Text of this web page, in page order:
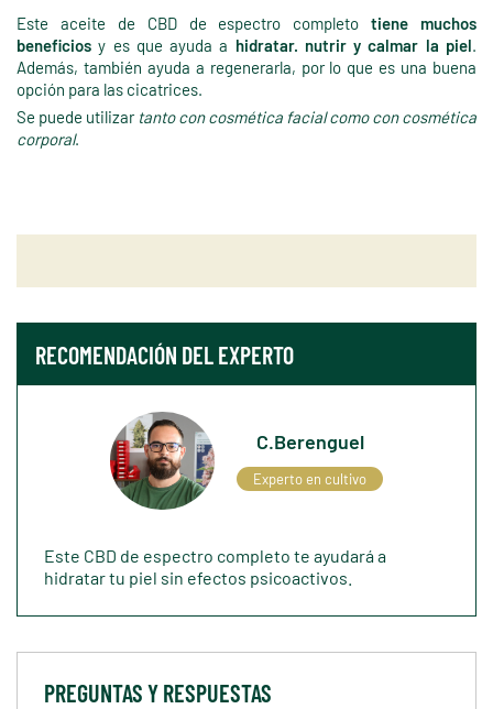
Este aceite de CBD de espectro completo tiene muchos
beneficios y es que ayuda a hidratar. nutrir y calmar la piel.
Además, también ayuda a regenerarla, por lo que es una buena
opción para las cicatrices.
Se puede utilizar tanto con cosmética facial como con cosmética
corporal.
RECOMENDACIÓN DEL EXPERTO
C.Berenguel
Experto en cultivo
Este CBD de espectro completo te ayudará a
hidratar tu piel sin efectos psicoactivos.
PREGUNTAS Y RESPUESTAS